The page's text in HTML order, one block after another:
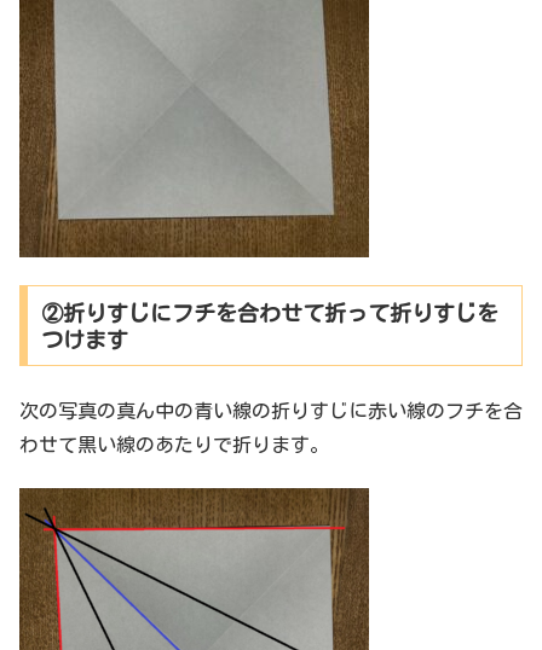
②折りすじにフチを合わせて折って折りすじを
つけます
次の写真の真ん中の青い線の折りすじに赤い線のフチを合
わせて黒い線のあたりで折ります。